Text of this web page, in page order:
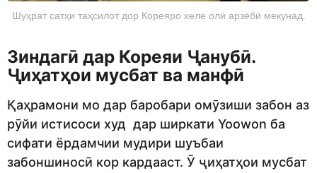
Шуҳрат сатҳи таҳсилот дор Кореяро хеле олӣ арзёбӣ мекунад.
Зиндагӣ дар Кореяи Ҷанубӣ.
Ҷиҳатҳои мусбат ва манфӣ
Қаҳрамони мо дар баробари омӯзиши забон аз
рӯйи истисоси худ дар ширкати Yoowon ба
сифати ёрдамчии мудири шуъбаи
забоншиносӣ кор кардааст. Ӯ ҷиҳатҳои мусбат